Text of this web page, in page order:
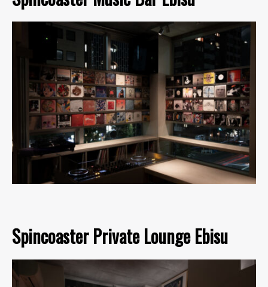
Spincoaster Private Lounge Ebisu